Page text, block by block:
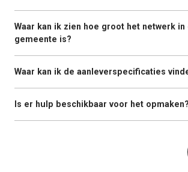
Waar kan ik zien hoe groot het netwerk in
gemeente is?
Waar kan ik de aanleverspecificaties
Is er hulp beschikbaar voor het opmaken?